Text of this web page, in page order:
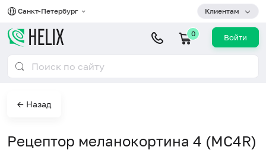
Санкт-Петербург Клиентам
0 Войти
← Назад
Рецептор меланокортина 4 (MC4R)